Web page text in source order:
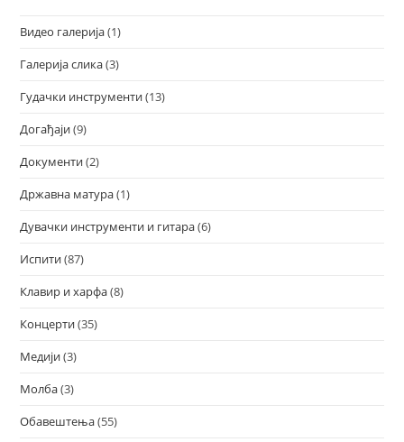
Видео галерија(1)
Галерија слика(3)
Гудачки инструменти(13)
Догађаји(9)
Документи(2)
Државна матура(1)
Дувачки инструменти и гитара(6)
Испити(87)
Клавир и харфа(8)
Концерти(35)
Медији(3)
Молба(3)
Обавештења(55)